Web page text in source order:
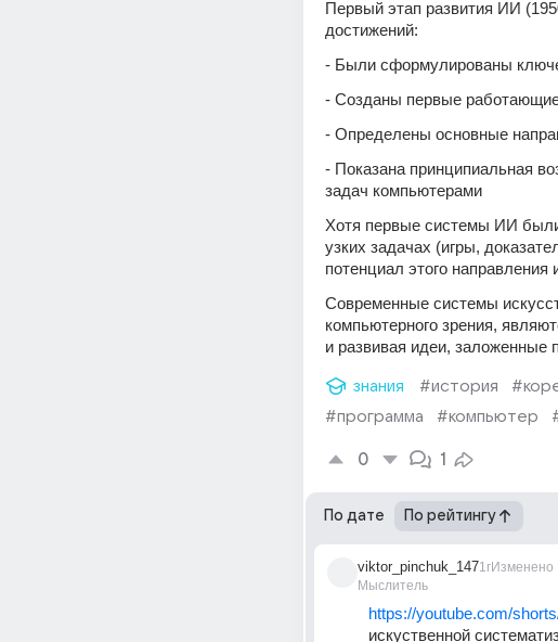
Первый этап развития ИИ
достижений:
- Были сформулированы
- Созданы первые работающие
- Определены основные
- Показана принципиальная
задач компьютерами
Хотя первые системы ИИ
узких задачах (игры,
потенциал этого
Современные системы
компьютерного зрения,
и развивая идеи, заложенные
знания #история
#программа
#компьютер
0 1
По дате По рейтингу
viktor_pinchuk_147
Мыслитель
1гИзменено
https://youtube.com/
искуственной